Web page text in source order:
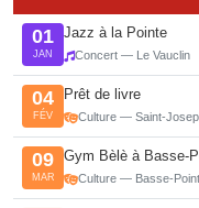
01
JAN
Jazz à la Pointe
Concert — Le Vauclin
04
FÉV
Prêt de livre
Culture — Saint-
09
MAR
Gym Bèlè à Basse-
Culture — Basse-